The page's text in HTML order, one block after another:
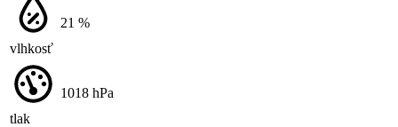
vlhkosť
21 %
tlak
1018 hPa